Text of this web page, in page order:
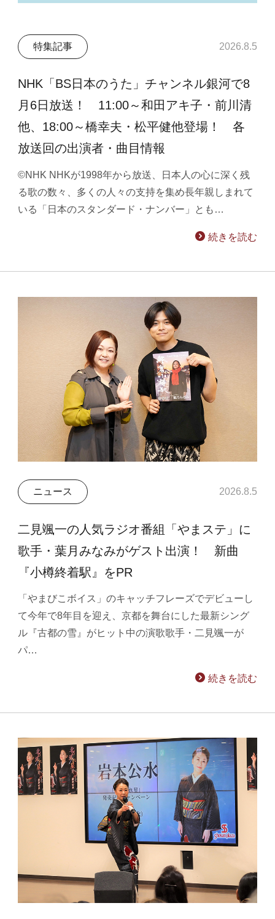
特集記事 2026.8.5
NHK「BS日本のうた」チャンネル銀河で8
月6日放送！ 11:00～和田アキ子・前川清
他、18:00～橋幸夫・松平健他登場！ 各
放送回の出演者・曲目情報
©NHK NHKが1998年から放送、日本人の心に深く残
る歌の数々、多くの人々の支持を集め長年親しまれて
いる「日本のスタンダード・ナンバー」とも…
続きを読む
ニュース 2026.8.5
二見颯一の人気ラジオ番組「やまステ」に
歌手・葉月みなみがゲスト出演！ 新曲
『小樽終着駅』をPR
「やまびこボイス」のキャッチフレーズでデビューし
て今年で8年目を迎え、京都を舞台にした最新シング
ル『古都の雪』がヒット中の演歌歌手・二見颯一が
パ…
続きを読む